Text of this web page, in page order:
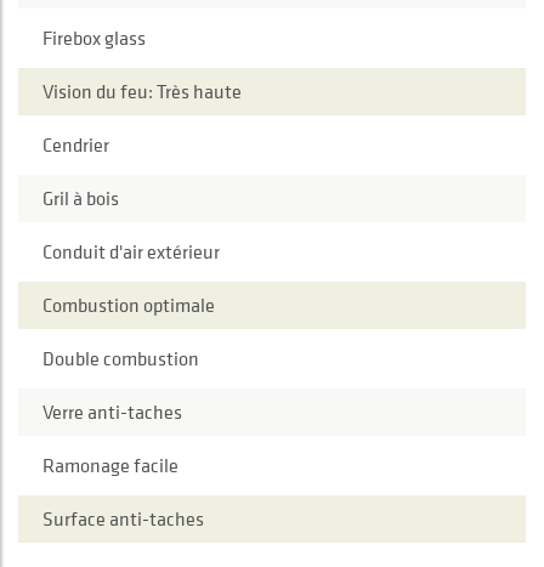
Firebox glass
Vision du feu: Très haute
Cendrier
Gril à bois
Conduit d'air extérieur
Combustion optimale
Double combustion
Verre anti-taches
Ramonage facile
Surface anti-taches